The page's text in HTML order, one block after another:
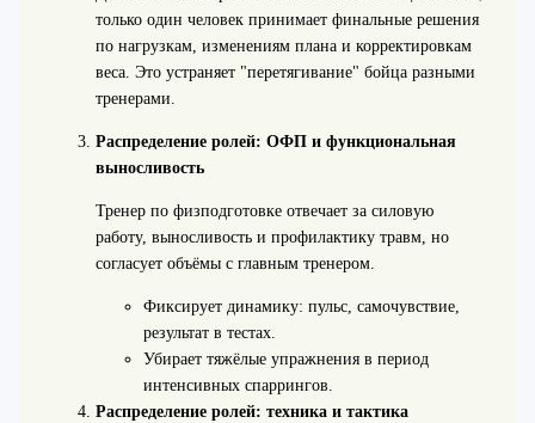
только один человек принимает финальные решения
по нагрузкам, изменениям плана и корректировкам
веса. Это устраняет "перетягивание" бойца разными
тренерами.
Распределение ролей: ОФП и функциональная
выносливость
Тренер по физподготовке отвечает за силовую
работу, выносливость и профилактику травм, но
согласует объёмы с главным тренером.
Фиксирует динамику: пульс, самочувствие,
результат в тестах.
Убирает тяжёлые упражнения в период
интенсивных спаррингов.
Распределение ролей: техника и тактика